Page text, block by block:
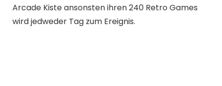
Arcade Kiste ansonsten ihren 240 Retro Games
wird jedweder Tag zum Ereignis.